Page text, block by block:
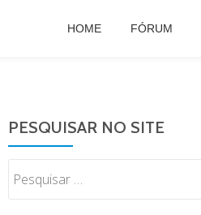
HOME FÓRUM
PESQUISAR NO SITE